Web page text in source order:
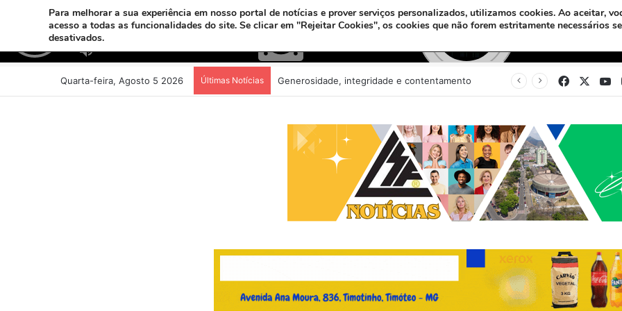
Quarta-feira, Agosto 5 2026 Últimas Notícias Facebook
Para melhorar a sua experiência em nosso portal de notícias e prover serviços personalizados, utilizamos cookies. Ao aceitar,
acesso a todas as funcionalidades do site. Se clicar em "Rejeitar Cookies", os cookies que não forem estritamente necessários
desativados.